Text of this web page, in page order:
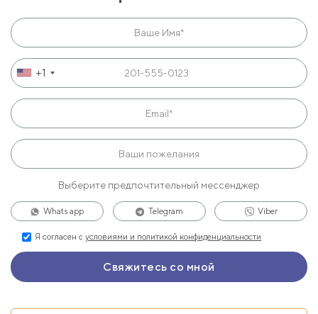
+1
Выберите предпочтительный мессенджер
Whats app Telegram Viber
Я согласен с условиями и политикой конфиденциальности